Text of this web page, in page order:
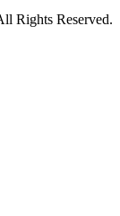
Rights Reserved.